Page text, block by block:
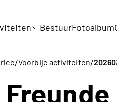
BestuurFotoalbum
/Voorbije activiteiten/
Freunde